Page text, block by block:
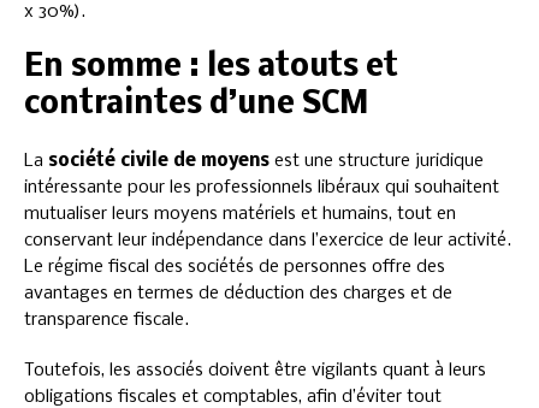
x 30%).
En somme : les atouts et
contraintes d’une SCM
La société civile de moyens est une structure juridique
intéressante pour les professionnels libéraux qui souhaitent
mutualiser leurs moyens matériels et humains, tout en
conservant leur indépendance dans l’exercice de leur activité.
Le régime fiscal des sociétés de personnes offre des
avantages en termes de déduction des charges et de
transparence fiscale.
Toutefois, les associés doivent être vigilants quant à leurs
obligations fiscales et comptables, afin d’éviter tout